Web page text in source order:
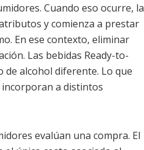
Cuando eso ocurre, la
y comienza a prestar
En ese contexto, eliminar
Las bebidas Ready-to-
alcohol diferente. Lo que
incorporan a distintos
evalúan una compra. El